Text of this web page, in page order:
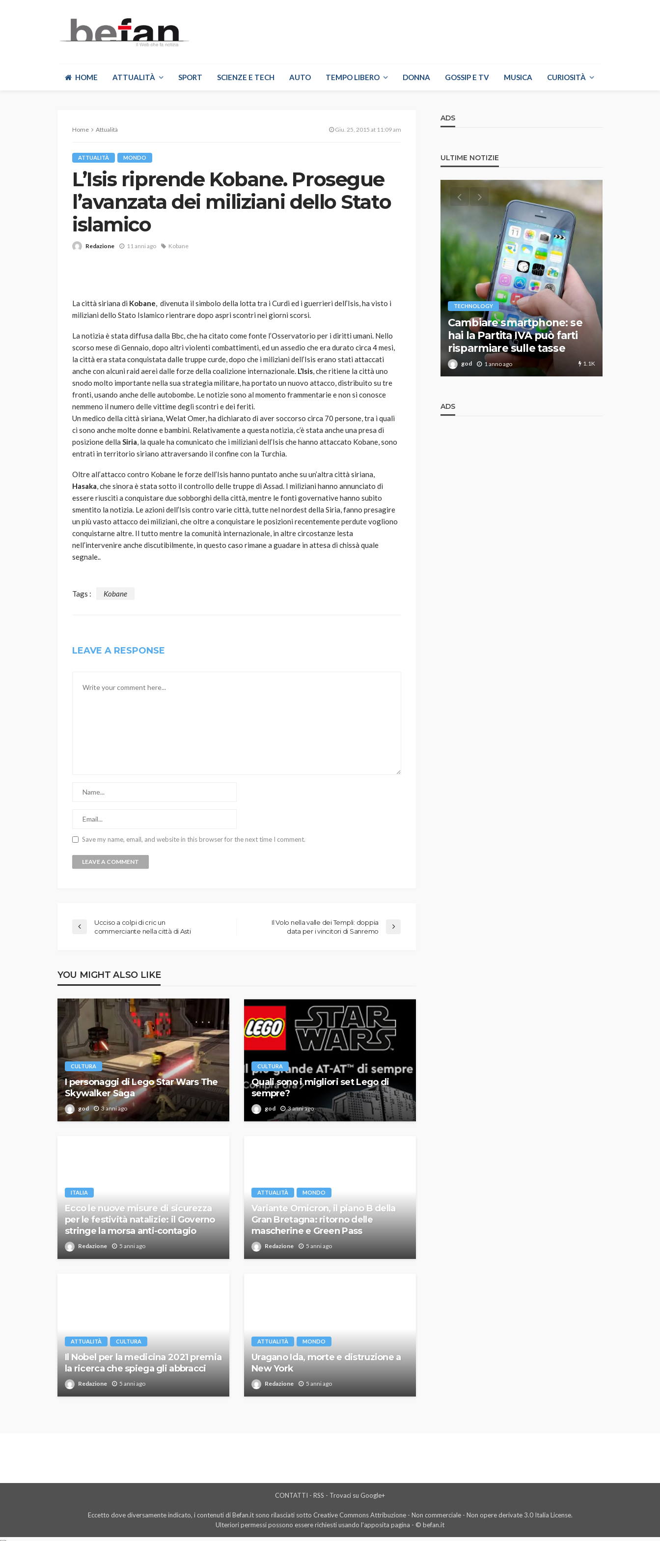
HOME ATTUALITÀ SPORT SCIENZE E TECH AUTO TEMPO LIBERO DONNA GOSSIP E TV MUSICA CURIOSITÀ
Home Attualità Giu. 25, 2015 at 11:09 am
ATTUALITÀ MONDO
L’Isis riprende Kobane. Prosegue
l’avanzata dei miliziani dello Stato
islamico
Redazione 11 anni ago Kobane
La città siriana di Kobane, divenuta il simbolo della lotta tra i Curdi ed i guerrieri dell’Isis, ha visto i
miliziani dello Stato Islamico rientrare dopo aspri scontri nei giorni scorsi.
La notizia è stata diffusa dalla Bbc, che ha citato come fonte l’Osservatorio per i diritti umani. Nello
scorso mese di Gennaio, dopo altri violenti combattimenti, ed un assedio che era durato circa 4 mesi,
la città era stata conquistata dalle truppe curde, dopo che i miliziani dell’Isis erano stati attaccati
anche con alcuni raid aerei dalle forze della coalizione internazionale. L’Isis, che ritiene la città uno
snodo molto importante nella sua strategia militare, ha portato un nuovo attacco, distribuito su tre
fronti, usando anche delle autobombe. Le notizie sono al momento frammentarie e non si conosce
nemmeno il numero delle vittime degli scontri e dei feriti.
Un medico della città siriana, Welat Omer, ha dichiarato di aver soccorso circa 70 persone, tra i quali
ci sono anche molte donne e bambini. Relativamente a questa notizia, c’è stata anche una presa di
posizione della Siria, la quale ha comunicato che i miliziani dell’Isis che hanno attaccato Kobane, sono
entrati in territorio siriano attraversando il confine con la Turchia.
Oltre all’attacco contro Kobane le forze dell’Isis hanno puntato anche su un’altra città siriana,
Hasaka, che sinora è stata sotto il controllo delle truppe di Assad. I miliziani hanno annunciato di
essere riusciti a conquistare due sobborghi della città, mentre le fonti governative hanno subito
smentito la notizia. Le azioni dell’Isis contro varie città, tutte nel nordest della Siria, fanno presagire
un più vasto attacco dei miliziani, che oltre a conquistare le posizioni recentemente perdute vogliono
conquistarne altre. Il tutto mentre la comunità internazionale, in altre circostanze lesta
nell’intervenire anche discutibilmente, in questo caso rimane a guadare in attesa di chissà quale
segnale..
Tags : Kobane
LEAVE A RESPONSE
Save my name, email, and website in this browser for the next time I comment.
Ucciso a colpi di cric un
commerciante nella città di Asti
Il Volo nella valle dei Templi: doppia
data per i vincitori di Sanremo
YOU MIGHT ALSO LIKE
CULTURA
I personaggi di Lego Star Wars The
Skywalker Saga
god 3 anni ago
CULTURA
Quali sono i migliori set Lego di
sempre?
god 3 anni ago
ITALIA
Ecco le nuove misure di sicurezza
per le festività natalizie: il Governo
stringe la morsa anti-contagio
Redazione 5 anni ago
ATTUALITÀ MONDO
Variante Omicron, il piano B della
Gran Bretagna: ritorno delle
mascherine e Green Pass
Redazione 5 anni ago
ATTUALITÀ CULTURA
Il Nobel per la medicina 2021 premia
la ricerca che spiega gli abbracci
Redazione 5 anni ago
ATTUALITÀ MONDO
Uragano Ida, morte e distruzione a
New York
Redazione 5 anni ago
ADS
ULTIME NOTIZIE
VARIE
Robot tagliaerba: quale
scegliere per il tuo prato
god 1 anno ago 786
Davis: tennis mondiale e
l’automobilismo
abbracciano la stessa causa
god 9 mesi ago
TECHNOLOGY
Cambiare smartphone: se
hai la Partita IVA può farti
risparmiare sulle tasse
god 1 anno ago 1.1K
ADS
CONTATTI - RSS - Trovaci su Google+
Eccetto dove diversamente indicato, i contenuti di Befan.it sono rilasciati sotto Creative Commons Attribuzione - Non commerciale - Non opere derivate 3.0 Italia License.
Ulteriori permessi possono essere richiesti usando l'apposita pagina - © befan.it